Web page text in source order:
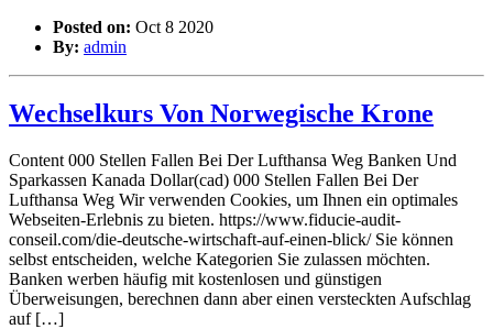
Posted on: Oct 8 2020
By: admin
Wechselkurs Von Norwegische Krone
Content 000 Stellen Fallen Bei Der Lufthansa Weg Banken Und
Sparkassen Kanada Dollar(cad) 000 Stellen Fallen Bei Der
Lufthansa Weg Wir verwenden Cookies, um Ihnen ein optimales
Webseiten-Erlebnis zu bieten. https://www.fiducie-audit-
conseil.com/die-deutsche-wirtschaft-auf-einen-blick/ Sie können
selbst entscheiden, welche Kategorien Sie zulassen möchten.
Banken werben häufig mit kostenlosen und günstigen
Überweisungen, berechnen dann aber einen versteckten Aufschlag
auf […]